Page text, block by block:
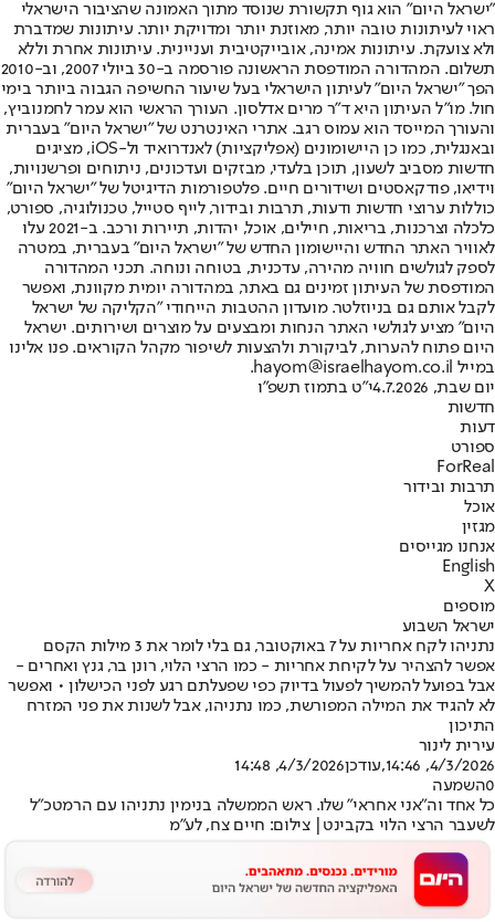
"ישראל היום" הוא גוף תקשורת שנוסד מתוך האמונה שהציבור הישראלי
ראוי לעיתונות טובה יותר, מאוזנת יותר ומדויקת יותר. עיתונות שמדברת
ולא צועקת. עיתונות אמינה, אובייקטיבית ועניינית. עיתונות אחרת וללא
תשלום. המהדורה המודפסת הראשונה פורסמה ב-30 ביולי 2007, וב-2010
הפך "ישראל היום" לעיתון הישראלי בעל שיעור החשיפה הגבוה ביותר בימי
חול. מו"ל העיתון היא ד"ר מרים אדלסון. העורך הראשי הוא עמר לחמנוביץ,
והעורך המייסד הוא עמוס רגב. אתרי האינטרנט של "ישראל היום" בעברית
ובאנגלית, כמו כן היישומונים (אפליקציות) לאנדרואיד ול-iOS, מציגים
חדשות מסביב לשעון, תוכן בלעדי, מבזקים ועדכונים, ניתוחים ופרשנויות,
וידיאו, פודקאסטים ושידורים חיים. פלטפורמות הדיגיטל של "ישראל היום"
כוללות ערוצי חדשות ודעות, תרבות ובידור, לייף סטייל, טכנולוגיה, ספורט,
כלכלה וצרכנות, בריאות, חיילים, אוכל, יהדות, תיירות ורכב. ב-2021 עלו
לאוויר האתר החדש והיישומון החדש של "ישראל היום" בעברית, במטרה
לספק לגולשים חוויה מהירה, עדכנית, בטוחה ונוחה. תכני המהדורה
המודפסת של העיתון זמינים גם באתר, במהדורה יומית מקוונת, ואפשר
לקבל אותם גם בניוזלטר. מועדון ההטבות הייחודי "הקליקה של ישראל
היום" מציע לגולשי האתר הנחות ומבצעים על מוצרים ושירותים. ישראל
היום פתוח להערות, לביקורת ולהצעות לשיפור מקהל הקוראים. פנו אלינו
במייל hayom@israelhayom.co.il.
יום שבת, 4.7.2026
י"ט בתמוז תשפ"ו
חדשות
דעות
ספורט
ForReal
תרבות ובידור
אוכל
מגזין
אנחנו מגייסים
English
X
מוספים
ישראל השבוע
נתניהו לקח אחריות על 7 באוקטובר, גם בלי לומר את 3 מילות הקסם
אפשר להצהיר על לקיחת אחריות - כמו הרצי הלוי, רונן בר, גנץ ואחרים -
אבל בפועל להמשיך לפעול בדיוק כפי שפעלתם רגע לפני הכישלון • ואפשר
לא להגיד את המילה המפורשת, כמו נתניהו, אבל לשנות את פני המזרח
התיכון
עירית לינור
4/3/2026, 14:46
,עודכן4/3/2026, 14:48
0השמעה
כל אחד וה"אני אחראי" שלו. ראש הממשלה בנימין נתניהו עם הרמטכ"ל
לשעבר הרצי הלוי בקבינט| צילום: חיים צח, לע"מ